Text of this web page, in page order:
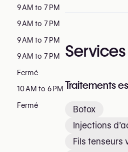
Services
Traitements
Botox
Injections
Fils tenseurs
9 AM to 7 PM
9 AM to 7 PM
9 AM to 7 PM
9 AM to 7 PM
Fermé
10 AM to 6 PM
Fermé